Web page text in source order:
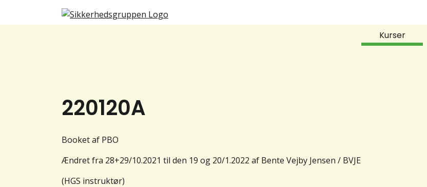
Kurser
220120A
Booket af PBO
Ændret fra 28+29/10.2021 til den 19 og 20/1.2022 af Bente Vejby Jensen / BVJE
(HGS instruktør)